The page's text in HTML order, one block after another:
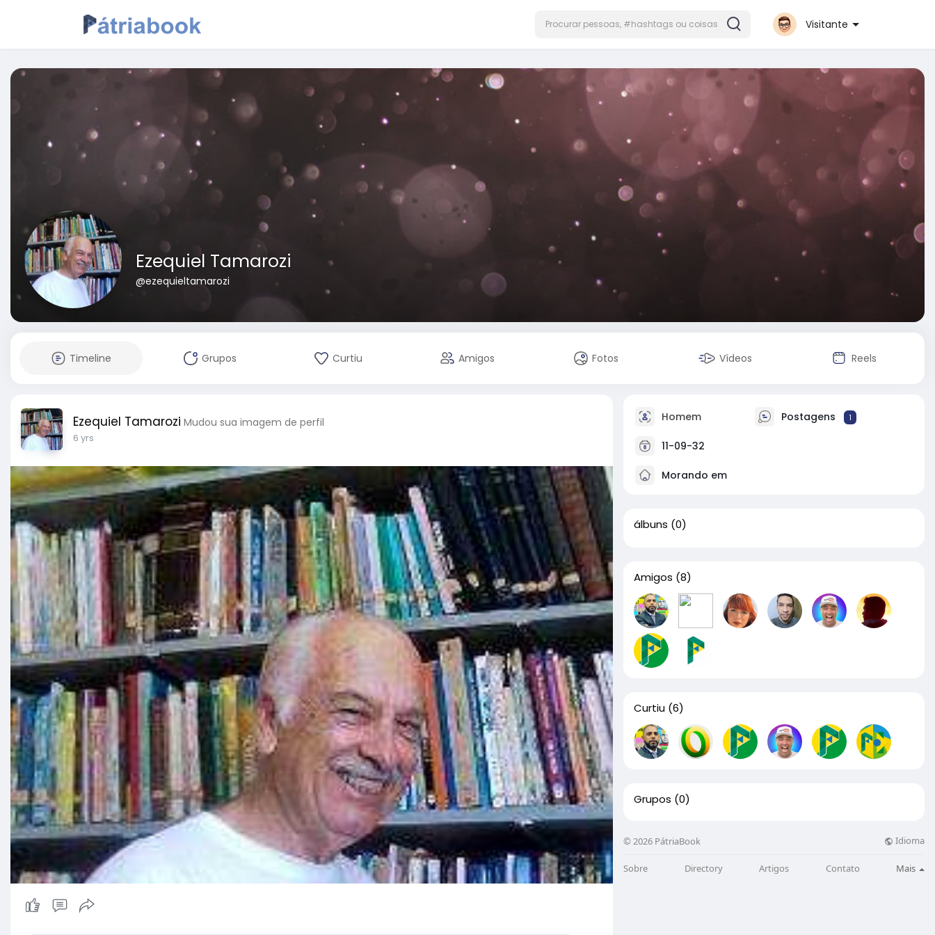
Visitante
Ezequiel Tamarozi
@ezequieltamarozi
Timeline Grupos Curtiu Amigos Fotos Vídeos Reels
Ezequiel Tamarozi Mudou sua imagem de perfil
6 yrs
Homem Postagens 1
11-09-32
Morando em
álbuns (0)
Amigos (8)
Curtiu (6)
Grupos (0)
© 2026 PátriaBook Idioma
Sobre Directory Artigos Contato Mais